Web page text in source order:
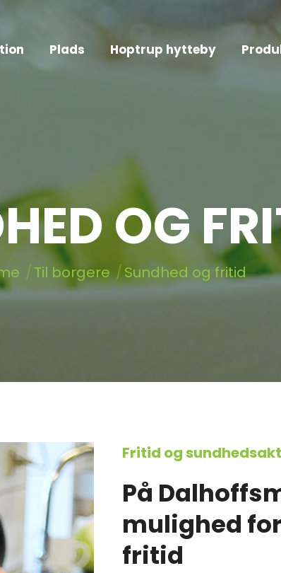
Plads Hoptrup hytteby
OG
You are here:
Til borgere Sundhed og fritid
Fritid og
På
mulighed
fritid